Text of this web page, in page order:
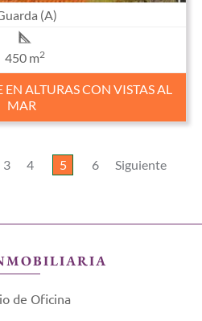
(A)
450 m2
ALTURAS CON VISTAS AL
MAR
3 4 5 6 Siguiente
de Oficina